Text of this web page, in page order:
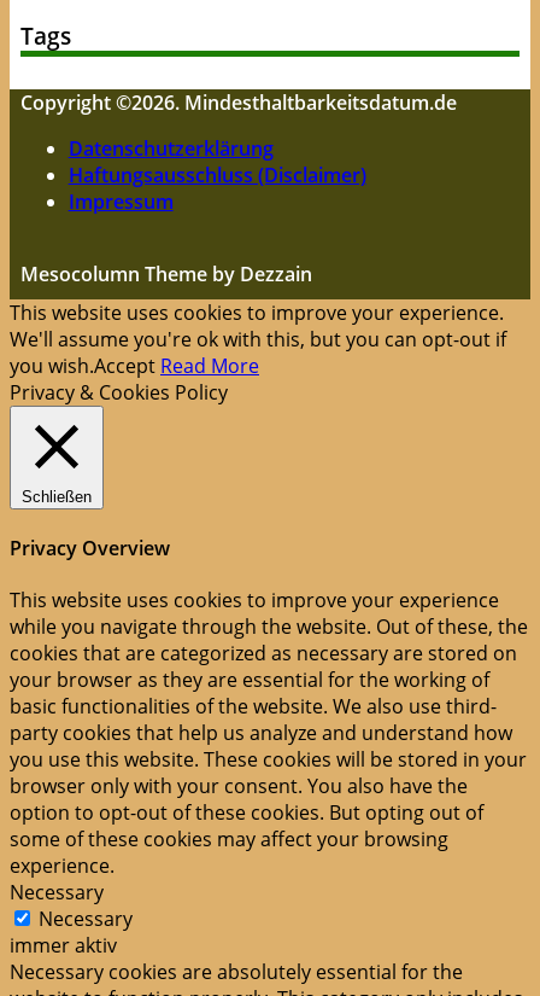
Tags
Copyright ©2026. Mindesthaltbarkeitsdatum.de
Datenschutzerklärung
Haftungsausschluss (Disclaimer)
Impressum
Mesocolumn Theme by Dezzain
This website uses cookies to improve your experience.
We'll assume you're ok with this, but you can opt-out if
you wish.Accept Read More
Privacy & Cookies Policy
Schließen
Privacy Overview
This website uses cookies to improve your experience
while you navigate through the website. Out of these, the
cookies that are categorized as necessary are stored on
your browser as they are essential for the working of
basic functionalities of the website. We also use third-
party cookies that help us analyze and understand how
you use this website. These cookies will be stored in your
browser only with your consent. You also have the
option to opt-out of these cookies. But opting out of
some of these cookies may affect your browsing
experience.
Necessary
Necessary
immer aktiv
Necessary cookies are absolutely essential for the